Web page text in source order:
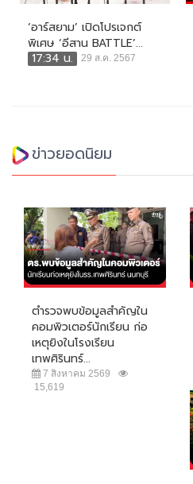
‘อาร์สยาม’ เปิดโปรเจกต์
พิเศษ ‘อีสาน BATTLE’...
17:34 น.
29 ส.ค. 2567
ข่าวยอดนิยม
ตำรวจพบข้อมูลสำคัญใน
คอมพิวเตอร์นักเรียน ก่อ
เหตุยิงในโรงเรียน
เทพศิรินทร์...
7 สิงหาคม 2569
15,619